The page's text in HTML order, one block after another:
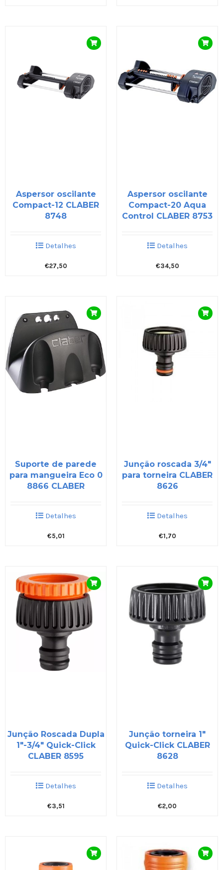
Aspersor oscilante
Compact-12 CLABER
8748
Detalhes
€27,50
Aspersor oscilante
Compact-20 Aqua
Control CLABER 8753
Detalhes
€34,50
Suporte de parede
para mangueira Eco 0
8866 CLABER
Detalhes
€5,01
Junção roscada 3/4″
para torneira CLABER
8626
Detalhes
€1,70
Junção Roscada Dupla
1″-3/4″ Quick-Click
CLABER 8595
Detalhes
€3,51
Junção torneira 1″
Quick-Click CLABER
8628
Detalhes
€2,00